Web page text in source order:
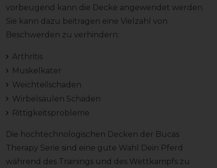
vorbeugend kann die Decke angewendet werden.
Sie kann dazu beitragen eine Vielzahl von
Beschwerden zu verhindern:
Arthritis
Muskelkater
Weichteilschaden
Wirbelsäulen Schäden
Rittigkeitsprobleme
Die hochtechnologischen Decken der Bucas
Therapy Serie sind eine gute Wahl Dein Pferd
während des Trainings und des Wettkampfs zu